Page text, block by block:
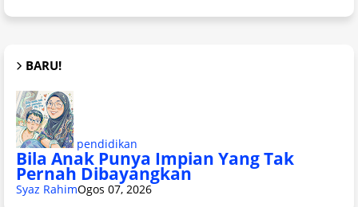
BARU!
pendidikan
Bila Anak Punya Impian Yang Tak
Pernah Dibayangkan
Syaz RahimOgos 07, 2026